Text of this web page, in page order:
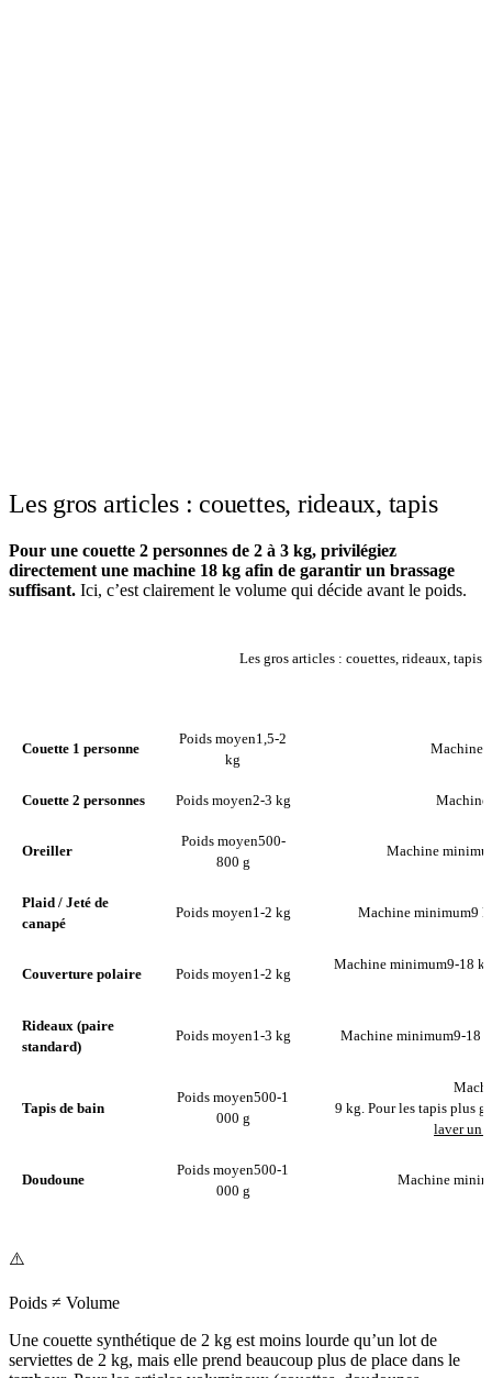
Les gros articles : couettes, rideaux, tapis
Pour une couette 2 personnes de 2 à 3 kg, privilégiez
directement une machine 18 kg afin de garantir un brassage
suffisant. Ici, c’est clairement le volume qui décide avant le poids.
Les gros articles : couettes, rideaux, tapis
Couette 1 personne
Poids moyen1,5-2
kg
Machine
Couette 2 personnes Poids moyen2-3 kg
Oreiller
Poids moyen500-
800 g
Machine
Plaid / Jeté de
canapé
Poids moyen1-2 kg Machine minimum9
Couverture polaire Poids moyen1-2 kg
Machine minimum9-18
Rideaux (paire
standard)
Poids moyen1-3 kg Machine minimum9-18
Tapis de bain
Poids moyen500-1
000 g
9 kg. Pour les tapis plus
laver un
Doudoune
Poids moyen500-1
000 g
Machine
⚠️
Poids ≠ Volume
Une couette synthétique de 2 kg est moins lourde qu’un lot de
serviettes de 2 kg, mais elle prend beaucoup plus de place dans le